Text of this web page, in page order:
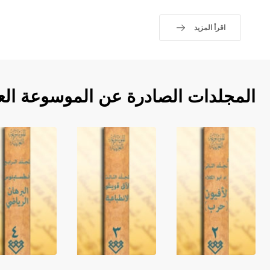
اقرأ المزيد
المجلدات الصادرة عن الموسوعة